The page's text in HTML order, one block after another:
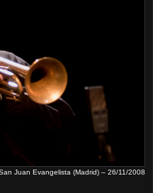
Juan Evangelista (Madrid) – 26/11/2008